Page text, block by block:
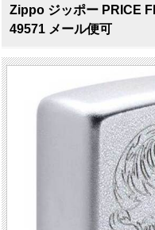
Zippo ジッポー PRICE
49571 メール便可